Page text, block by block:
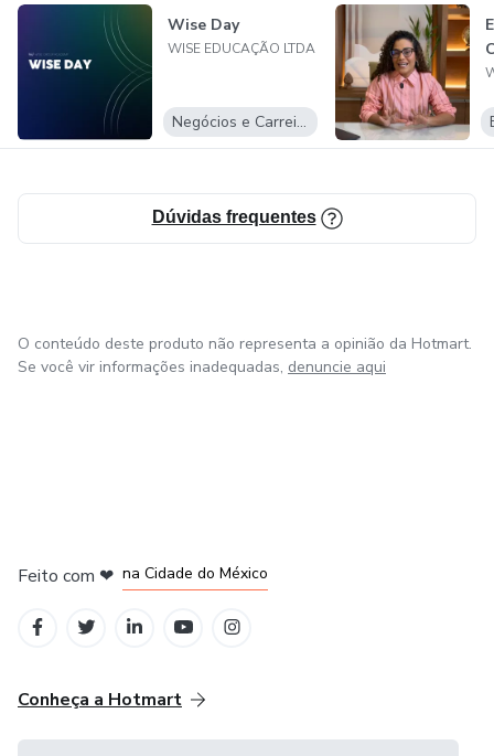
Wise Day
WISE EDUCAÇÃO LTDA
Negócios e Carreira
Dúvidas frequentes
O conteúdo deste produto não representa a opinião da Hotmart.
Se você vir informações inadequadas, denuncie aqui
Feito com ❤ na Cidade do México
Conheça a Hotmart